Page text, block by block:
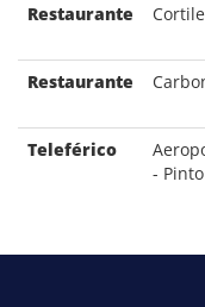
Restaurante
Restaurante
Teleférico
-